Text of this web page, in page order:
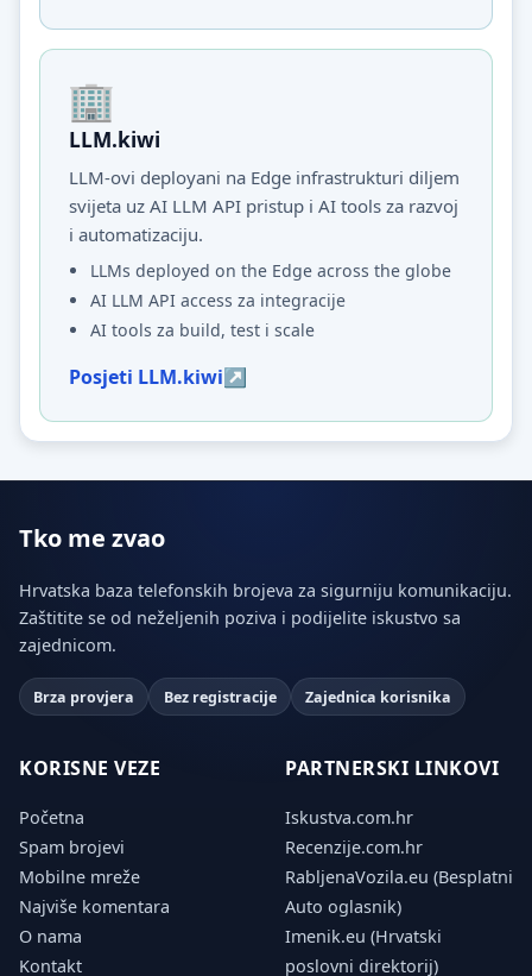
LLM.kiwi
LLM-ovi deployani na Edge infrastrukturi diljem
svijeta uz AI LLM API pristup i AI tools za razvoj
i automatizaciju.
LLMs deployed on the Edge across the globe
AI LLM API access za integracije
AI tools za build, test i scale
Posjeti LLM.kiwi
Tko me zvao
Hrvatska baza telefonskih brojeva za sigurniju komunikaciju.
Zaštitite se od neželjenih poziva i podijelite iskustvo sa
zajednicom.
Brza provjera Bez registracije Zajednica korisnika
KORISNE VEZE
Početna
Spam brojevi
Mobilne mreže
Najviše komentara
O nama
Kontakt
PARTNERSKI LINKOVI
Iskustva.com.hr
Recenzije.com.hr
RabljenaVozila.eu (Besplatni
Auto oglasnik)
Imenik.eu (Hrvatski
poslovni direktorij)